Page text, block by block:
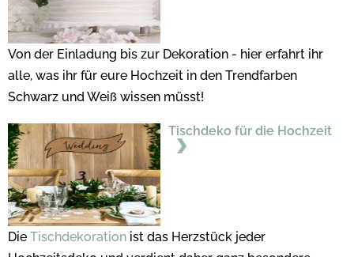
Von der Einladung bis zur Dekoration - hier erfahrt ihr
alle, was ihr für eure Hochzeit in den Trendfarben
Schwarz und Weiß wissen müsst!
Tischdeko für die Hochzeit
Die Tischdekoration ist das Herzstück jeder